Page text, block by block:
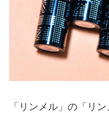
「リンメル」の「リ